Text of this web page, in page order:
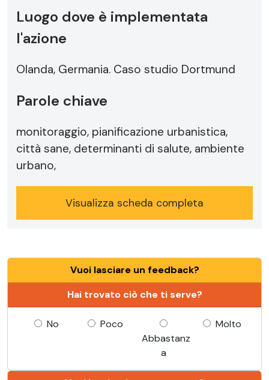
Luogo dove è implementata
l'azione
Olanda, Germania. Caso studio Dortmund
Parole chiave
monitoraggio, pianificazione urbanistica,
città sane, determinanti di salute, ambiente
urbano,
Visualizza scheda completa
Vuoi lasciare un feedback?
Hai trovato ciò che ti serve?
No
Poco
Abbastanz
a
Molto